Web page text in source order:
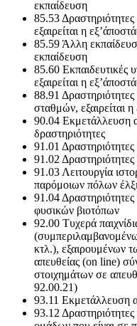
εκπαίδευση
85.53
εξαιρείται η
85.59 Άλλη
εκπαίδευση
85.60 Εκπαιδευτικές
εξαιρείται η
88.91
σταθμών, εξαιρείται
90.04 Εκμετάλλευση
δραστηριότητες
91.01
91.02
91.03 Λειτουργία
παρόμοιων πόλων
91.04
φυσικών βιοτόπων
92.00 Τυχερά
κτλ.), εξαιρουμένων
απευθείας (on line)
στοιχημάτων σε
92.00.21)
93.11 Εκμετάλλευση
93.12